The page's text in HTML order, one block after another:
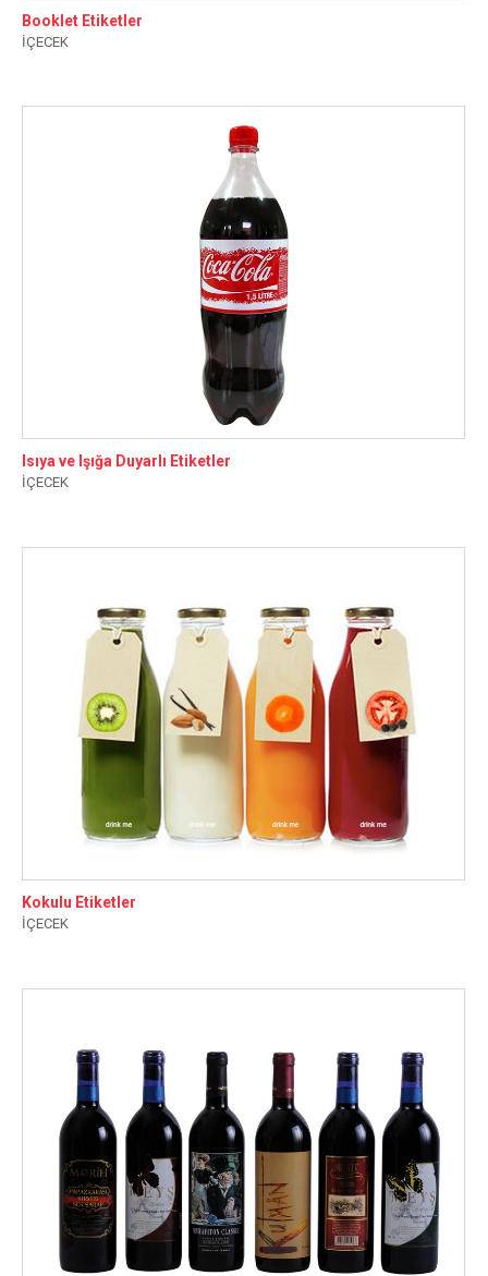
Booklet Etiketler
İÇECEK
Isıya ve Işığa Duyarlı Etiketler
İÇECEK
Kokulu Etiketler
İÇECEK